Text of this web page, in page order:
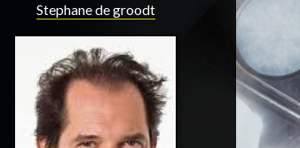
Stephane de groodt